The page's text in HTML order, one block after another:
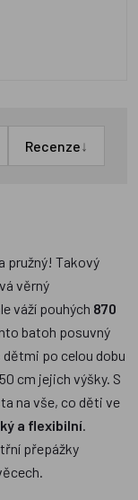
Recenze↓
pružný! Takový
věrný
váží pouhých 870
batoh posuvný
po celou dobu
cm jejich výšky. S
na vše, co děti ve
a flexibilní.
přepážky